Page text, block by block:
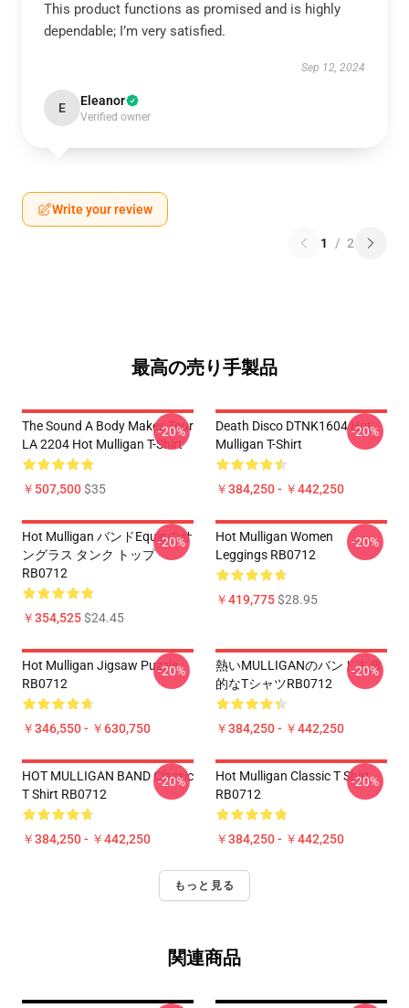
This product functions as promised and is highly
dependable; I’m very satisfied.
Sep 12, 2024
E Eleanor
Verified owner
Write your review
1 / 2
最高の売り手製品
The Sound A Body Makes Tour
LA 2204 Hot Mulligan T-Shirt
￥507,500$35
-20%
Death Disco DTNK1604 Hot
Mulligan T-Shirt
￥384,250 - ￥442,250
-20%
Hot Mulligan バンドEquipのサ
ングラス タンク トップ
RB0712
￥354,525$24.45
-20%
Hot Mulligan Women
Leggings RB0712
￥419,775$28.95
-20%
Hot Mulligan Jigsaw Puzzle
RB0712
￥346,550 - ￥630,750
-20%
熱いMULLIGANのバンド古典
的なTシャツRB0712
￥384,250 - ￥442,250
-20%
HOT MULLIGAN BAND Classic
T Shirt RB0712
￥384,250 - ￥442,250
-20%
Hot Mulligan Classic T Shirt
RB0712
￥384,250 - ￥442,250
-20%
もっと見る
関連商品